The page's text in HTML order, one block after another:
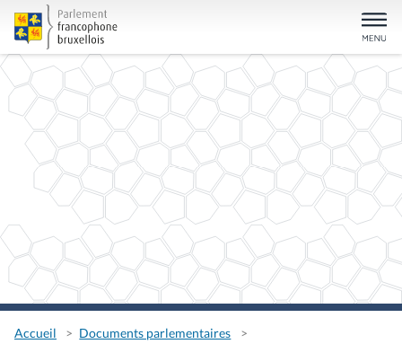
Accueil
Documents parlementaires